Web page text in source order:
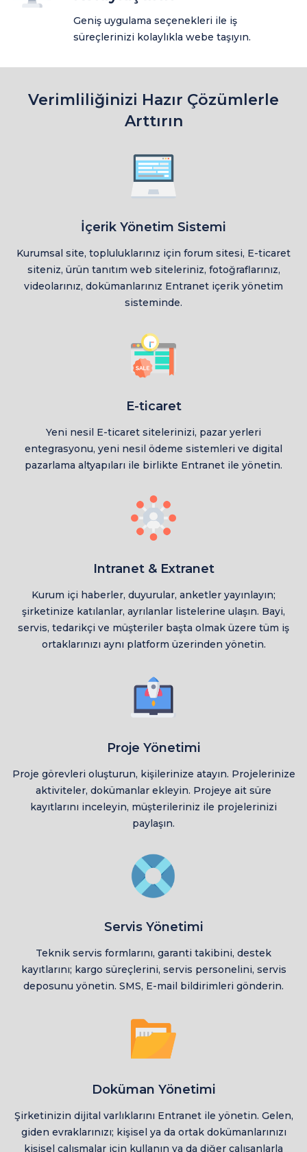
Geniş uygulama seçenekleri ile iş
süreçlerinizi kolaylıkla webe taşıyın.
Verimliliğinizi Hazır Çözümlerle
Arttırın
İçerik Yönetim Sistemi
Kurumsal site, topluluklarınız için forum sitesi, E-ticaret
siteniz, ürün tanıtım web siteleriniz, fotoğraflarınız,
videolarınız, dokümanlarınız Entranet içerik yönetim
sisteminde.
E-ticaret
Yeni nesil E-ticaret sitelerinizi, pazar yerleri
entegrasyonu, yeni nesil ödeme sistemleri ve digital
pazarlama altyapıları ile birlikte Entranet ile yönetin.
Intranet & Extranet
Kurum içi haberler, duyurular, anketler yayınlayın;
şirketinize katılanlar, ayrılanlar listelerine ulaşın. Bayi,
servis, tedarikçi ve müşteriler başta olmak üzere tüm iş
ortaklarınızı aynı platform üzerinden yönetin.
Proje Yönetimi
Proje görevleri oluşturun, kişilerinize atayın. Projelerinize
aktiviteler, dokümanlar ekleyin. Projeye ait süre
kayıtlarını inceleyin, müşterileriniz ile projelerinizi
paylaşın.
Servis Yönetimi
Teknik servis formlarını, garanti takibini, destek
kayıtlarını; kargo süreçlerini, servis personelini, servis
deposunu yönetin. SMS, E-mail bildirimleri gönderin.
Doküman Yönetimi
Şirketinizin dijital varlıklarını Entranet ile yönetin. Gelen,
giden evraklarınızı; kişisel ya da ortak dokümanlarınızı
kişisel çalışmalar için kullanın ya da diğer çalışanlarla